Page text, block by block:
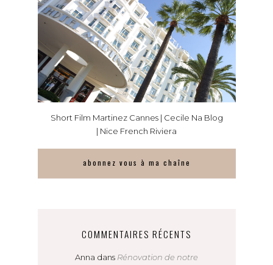
Short Film Martinez Cannes | Cecile Na Blog
| Nice French Riviera
abonnez vous à ma chaîne
COMMENTAIRES RÉCENTS
Anna dans Rénovation de notre